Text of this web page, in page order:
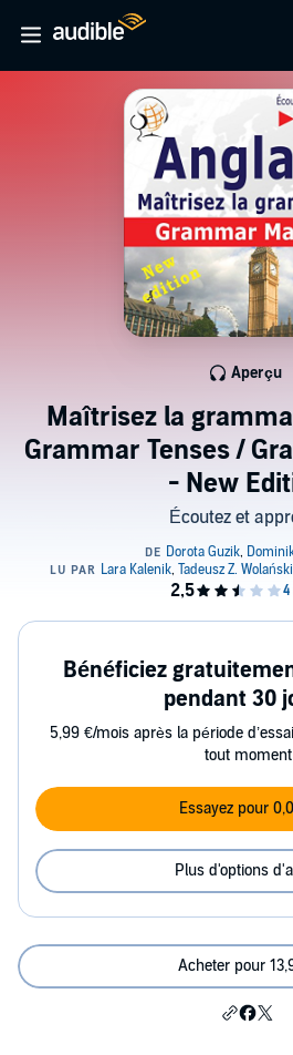
Maîtrisez la
Grammar Tenses /
- New
Écoutez et
Aperçu
Bénéficiez
pendant 30
5,99 €/mois après la période
tout moment
Essayez pour
Plus d'options
Acheter pour